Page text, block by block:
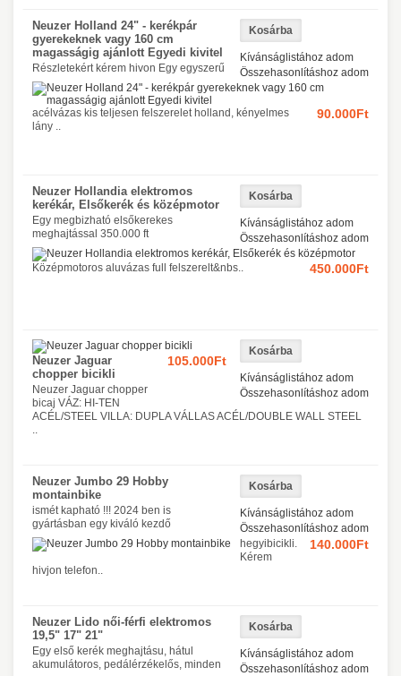
Kívánságlistához adom
Összehasonlításhoz adom
90.000Ft
Neuzer Holland 24" - kerékpár
gyerekeknek vagy 160 cm
magasságig ajánlott Egyedi kivitel
Részletekért kérem hivon Egy egyszerű
acélvázas kis teljesen felszerelet holland, kényelmes
lány ..
Kívánságlistához adom
Összehasonlításhoz adom
450.000Ft
Neuzer Hollandia elektromos
kerékár, Elsőkerék és középmotor
Egy megbizható elsőkerekes
meghajtással 350.000 ft
Középmotoros aluvázas full felszerelt&nbs..
Kívánságlistához adom
Összehasonlításhoz adom
105.000Ft
Neuzer Jaguar
chopper bicikli
Neuzer Jaguar chopper
bicaj VÁZ: HI-TEN
ACÉL/STEEL VILLA: DUPLA VÁLLAS ACÉL/DOUBLE WALL STEEL
..
Kívánságlistához adom
Összehasonlításhoz adom
140.000Ft
Neuzer Jumbo 29 Hobby
montainbike
ismét kapható !!! 2024 ben is
gyártásban egy kiváló kezdő
hegyibicikli.
Kérem
hivjon telefon..
Kívánságlistához adom
Összehasonlításhoz adom
Neuzer Lido női-férfi elektromos
19,5" 17" 21"
Egy első kerék meghajtásu, hátul
akumulátoros, pedálérzékelős, minden